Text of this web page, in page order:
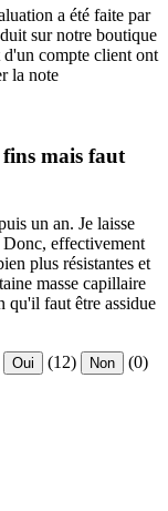
a été faite par
sur notre boutique
compte client ont
la note
mais faut
un an. Je laisse
effectivement
plus résistantes et
masse capillaire
qu'il faut être assidue
Oui (12) Non (0)